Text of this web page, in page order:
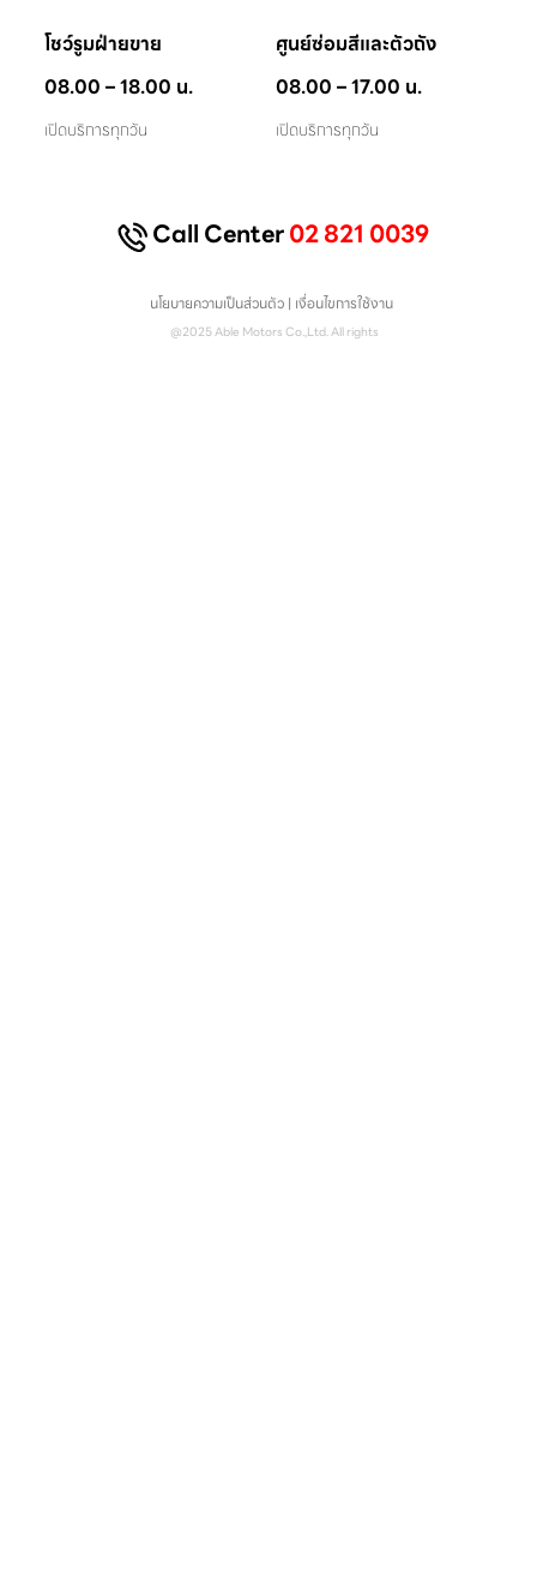
โชว์รูมฝ่ายขาย
08.00 – 18.00 น.
เปิดบริการทุกวัน
ศูนย์ซ่อมสีและตัวถัง
08.00 – 17.00 น.
เปิดบริการทุกวัน
Call Center02 821 0039
นโยบายความเป็นส่วนตัว | เงื่อนไขการใช้งาน
@2025 Able Motors Co.,Ltd. All rights